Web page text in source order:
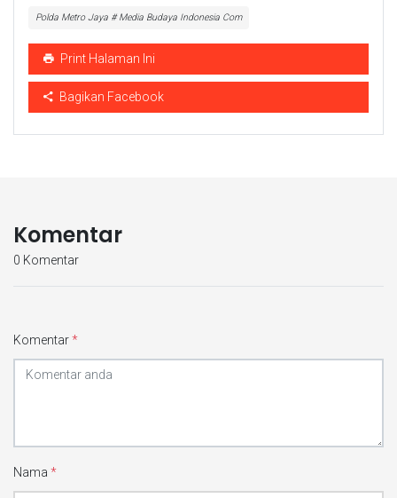
Polda Metro Jaya # Media Budaya Indonesia Com
Print Halaman Ini
Bagikan Facebook
Komentar
0 Komentar
Komentar*
Nama *